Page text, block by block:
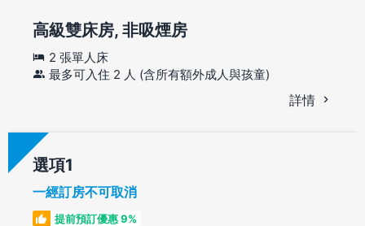
高級雙床房, 非吸煙房
2 張單人床
最多可入住 2 人 (含所有額外成人與孩童)
詳情
選項
一經訂房不可取消
提前預訂優惠 9%